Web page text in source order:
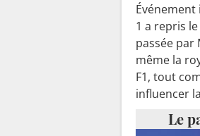
1 a repris
passée par
même la
F1, tout
influencer
Le